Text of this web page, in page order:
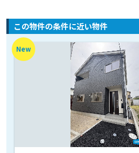
この物件の条件に近い物件
New